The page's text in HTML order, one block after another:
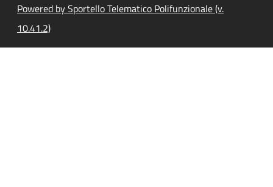
Powered by Sportello Telematico Polifunzionale (v.
10.41.2)